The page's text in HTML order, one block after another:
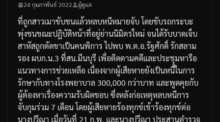
24 กุมภาพันธ์ 2022 ผู้ดูแล
ที่ถูกสาวเมาขับชนแล้วหลบหนีหมายจับโดยขับรถกระบะ
พุ่งชนขณะปฎิบัติหน้าที่อยู่ย่านนิมิตรใหม่ จนได้รับบาดเจ็บ
สาหัสถูกตัดขาเป็นคนพิการ ไปพบพ.ต.อ.รัฐศักดิ์รักสลาม
รอง ผบก.น.3 ที่สน.มีนบุรี เพื่อติดตามคดีและประชุมหารือ
แนวทางการช่วยเหลือ เนื่องจากผู้เสียหายยังเป็นหนี้ในการ
รักษากับทางโรงพยาบาล 300,000กว่าบาท และพูดคุยกับ
ผู้ต้องหาเรื่องความรับผิดชอบซึ่งหลังก่อเหตุหลบหนีการ
จับกุมร่วม 7 เดือนโดยผู้เสียหายร้องทุกข์เข้าร้องทุกข์ต่อ
นางปวีณา เมื่อวันที่ 21 ก.พ. และนางปวีณา ประสานตำรวจ